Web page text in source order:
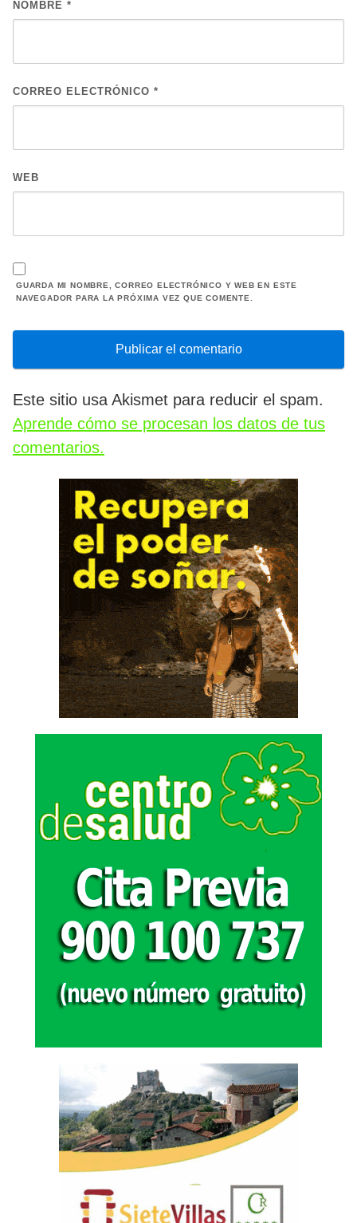
NOMBRE *
CORREO ELECTRÓNICO *
WEB
GUARDA MI NOMBRE, CORREO ELECTRÓNICO Y WEB EN ESTE
NAVEGADOR PARA LA PRÓXIMA VEZ QUE COMENTE.
Este sitio usa Akismet para reducir el spam.
Aprende cómo se procesan los datos de tus
comentarios.